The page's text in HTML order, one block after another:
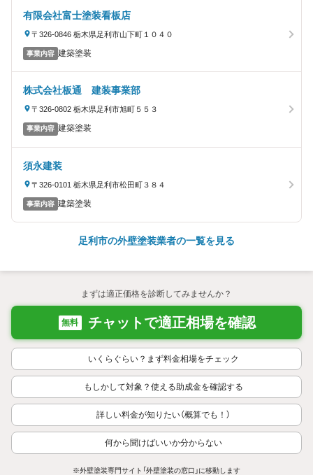
有限会社富士塗装看板店
〒326-0846 栃木県足利市山下町１０４０
事業内容 建築塗装
株式会社板通 建装事業部
〒326-0802 栃木県足利市旭町５５３
事業内容 建築塗装
須永建装
〒326-0101 栃木県足利市松田町３８４
事業内容 建築塗装
足利市の外壁塗装業者の一覧を見る
まずは適正価格を診断してみませんか？
無料 チャットで適正相場を確認
いくらぐらい？まず料金相場をチェック
もしかして対象？使える助成金を確認する
詳しい料金が知りたい（概算でも！）
何から聞けばいいか分からない
※外壁塗装専門サイト「外壁塗装の窓口」に移動します